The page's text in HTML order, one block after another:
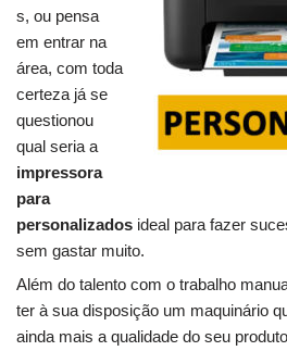
s, ou pensa
em entrar na
área, com toda
certeza já se
questionou
qual seria a
impressora
para
personalizados ideal para fazer
sem gastar muito.
Além do talento com o trabalho
ter à sua disposição um maquinário
ainda mais a qualidade do seu